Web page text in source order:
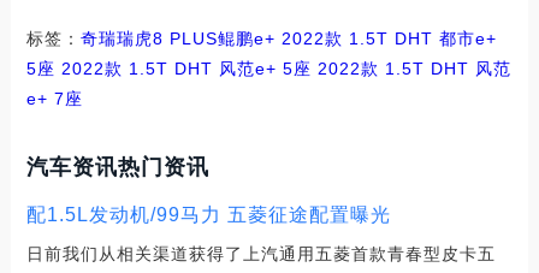
标签： 奇瑞瑞虎8 PLUS鲲鹏e+ 2022款 1.5T DHT 都市e+
5座 2022款 1.5T DHT 风范e+ 5座 2022款 1.5T DHT 风范
e+ 7座
汽车资讯热门资讯
配1.5L发动机/99马力 五菱征途配置曝光
日前我们从相关渠道获得了上汽通用五菱首款青春型皮卡五